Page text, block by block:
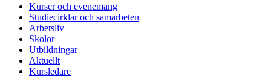
Kurser och evenemang
Studiecirklar och samarbeten
Arbetsliv
Skolor
Utbildningar
Aktuellt
Kursledare